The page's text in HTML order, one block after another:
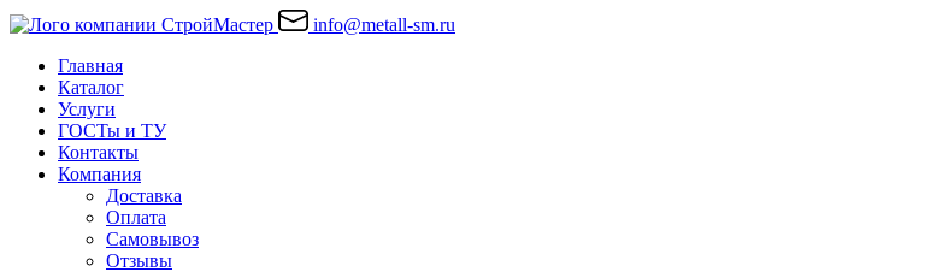
info@metall-sm.ru
Главная
Каталог
Услуги
ГОСТы и ТУ
Контакты
Компания
Доставка
Оплата
Самовывоз
Отзывы